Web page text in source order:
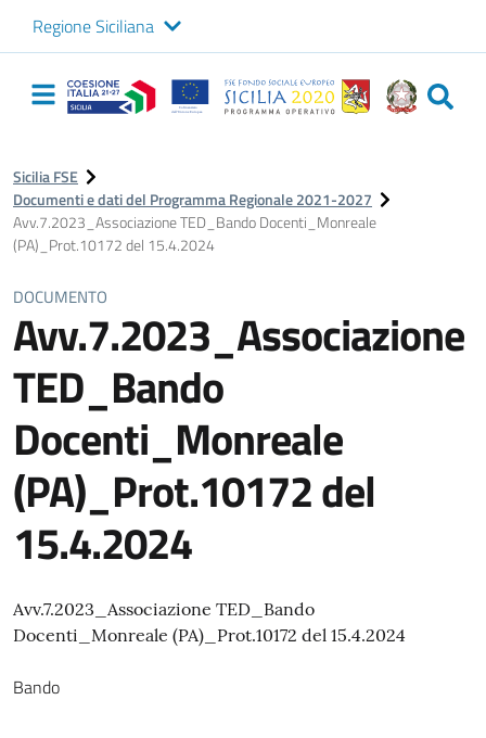
Regione Siciliana
Logo Sicilia FSE
Navigazione
principale
Sicilia FSE
Documenti e dati del Programma Regionale 2021-2027
Avv.7.2023_Associazione TED_Bando Docenti_Monreale
(PA)_Prot.10172 del 15.4.2024
DOCUMENTO
Avv.7.2023_Associazione
TED_Bando
Docenti_Monreale
(PA)_Prot.10172 del
15.4.2024
Avv.7.2023_Associazione TED_Bando
Docenti_Monreale (PA)_Prot.10172 del 15.4.2024
Bando